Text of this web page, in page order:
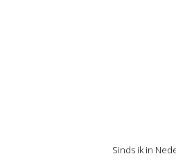
Sinds ik in